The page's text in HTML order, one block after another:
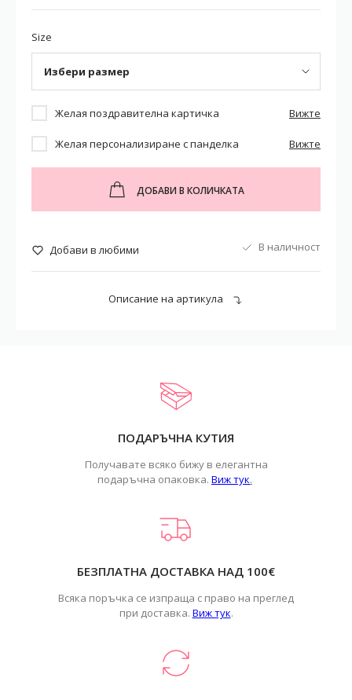
Size
Избери размер
Желая поздравителна картичка Вижте
Желая персонализиране с панделка Вижте
ДОБАВИ В КОЛИЧКАТА
Добави в любими В наличност
Описание на артикула
ПОДАРЪЧНА КУТИЯ
Получавате всяко бижу в елегантна
подаръчна опаковка. Виж тук.
БЕЗПЛАТНА ДОСТАВКА НАД 100€
Всяка поръчка се изпраща с право на преглед
при доставка. Виж тук.